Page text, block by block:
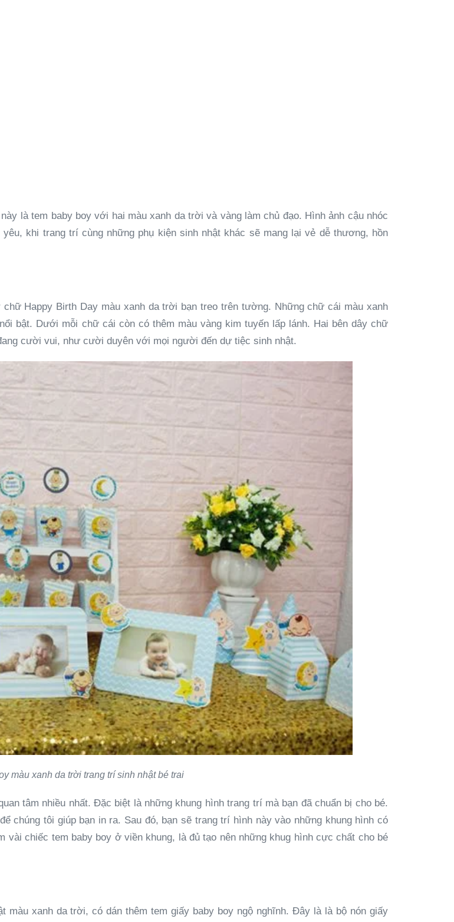
là tem baby boy với hai màu xanh da trời và vàng làm chủ đạo. Hình ảnh cậu nhóc
khi trang trí cùng những phụ kiện sinh nhật khác sẽ mang lại vẻ dễ thương, hồn
Happy Birth Day màu xanh da trời bạn treo trên tường. Những chữ cái màu xanh
bật. Dưới mỗi chữ cái còn có thêm màu vàng kim tuyến lấp lánh. Hai bên dây chữ
cười vui, như cười duyên với mọi người đến dự tiệc sinh nhật.
màu xanh da trời trang trí sinh nhật bé trai
tâm nhiều nhất. Đặc biệt là những khung hình trang trí mà bạn đã chuẩn bị cho bé.
chúng tôi giúp bạn in ra. Sau đó, bạn sẽ trang trí hình này vào những khung hình có
chiếc tem baby boy ở viền khung, là đủ tạo nên những khug hình cực chất cho bé
màu xanh da trời, có dán thêm tem giấy baby boy ngộ nghĩnh. Đây là là bộ nón giấy